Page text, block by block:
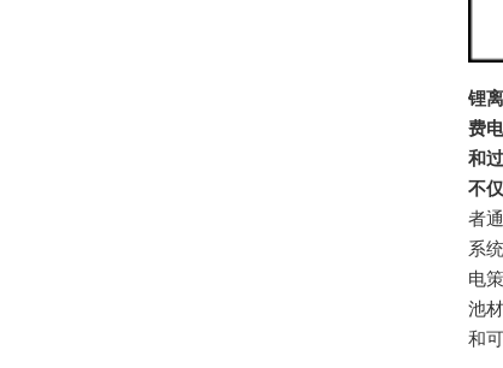
锂
费
和
不
者
系
电
池
和